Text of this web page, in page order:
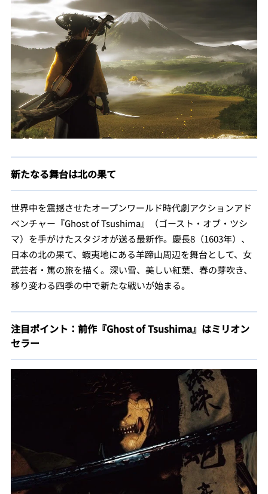
新たなる舞台は北の果て
世界中を震撼させたオープンワールド時代劇アクションアド
ベンチャー『Ghost of Tsushima』（ゴースト・オブ・ツシ
マ）を手がけたスタジオが送る最新作。慶長8（1603年）、
日本の北の果て、蝦夷地にある羊蹄山周辺を舞台として、女
武芸者・篤の旅を描く。深い雪、美しい紅葉、春の芽吹き、
移り変わる四季の中で新たな戦いが始まる。
注目ポイント：前作『Ghost of Tsushima』はミリオン
セラー